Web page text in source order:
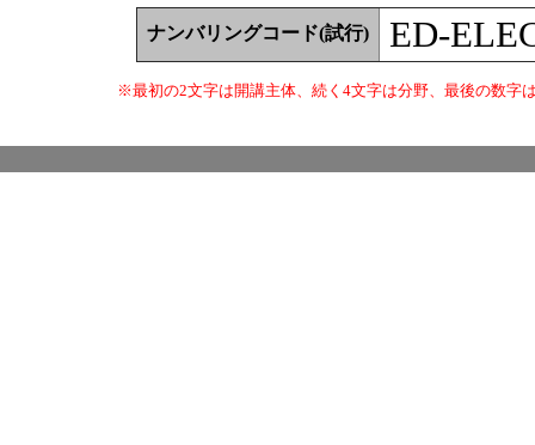
ナンバリングコード(試行) ED-
※最初の2文字は開講主体、続く4文字は分野、最後の数字